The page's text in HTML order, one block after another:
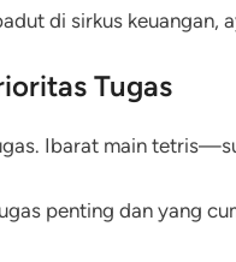
di sirkus keuangan,
Tugas
Ibarat main
penting dan yang